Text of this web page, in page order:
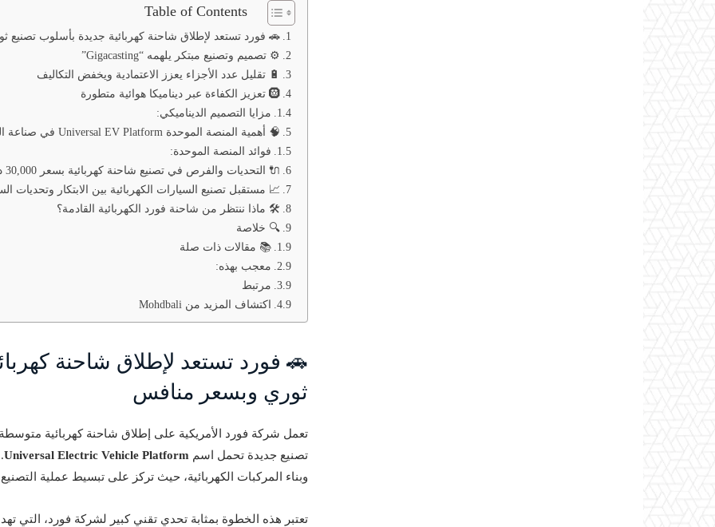
Table of Contents
🚗 فورد تستعد لإطلاق شاحنة كهربائية جديدة بأسلوب
⚙️ تصميم وتصنيع مبتكر يلهمه “Gigacasting”
🔋 تقليل عدد الأجزاء يعزز الاعتمادية ويخفض التكاليف
🛞 تعزيز الكفاءة عبر ديناميكا هوائية متطورة
مزايا التصميم الديناميكي:
🧠 أهمية المنصة الموحدة Universal EV Platform في صناعة السيارات الكهربائية
فوائد المنصة الموحدة:
🔌 التحديات والفرص في تصنيع شاحنة كهربائية بسعر 30,000 دولار
📈 مستقبل تصنيع السيارات الكهربائية بين الابتكار وتحديات
🛠️ ماذا ننتظر من شاحنة فورد الكهربائية القادمة؟
🔍 خلاصة
📚 مقالات ذات صلة
معجب بهذه:
مرتبط
اكتشاف المزيد من Mohdbali
🚗 فورد تستعد لإطلاق شاحنة
ثوري وبسعر منافس
تصنيع جديدة تحمل اسم Universal Electric Vehicle Platform
وبناء المركبات الكهربائية، حيث تركز على تبسيط عملية
تعتبر هذه الخطوة بمثابة تحدي تقني كبير لشركة فورد، التي